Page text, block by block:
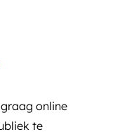
online
te